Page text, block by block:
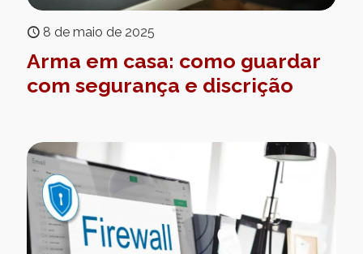
8 de maio de 2025
Arma em casa: como guardar
com segurança e discrição